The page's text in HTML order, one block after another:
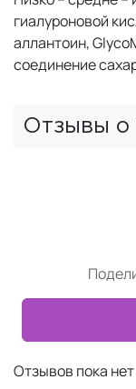
гиалуроновой
аллантоин,
соединение
Отзывы о
Отзывов пока нет